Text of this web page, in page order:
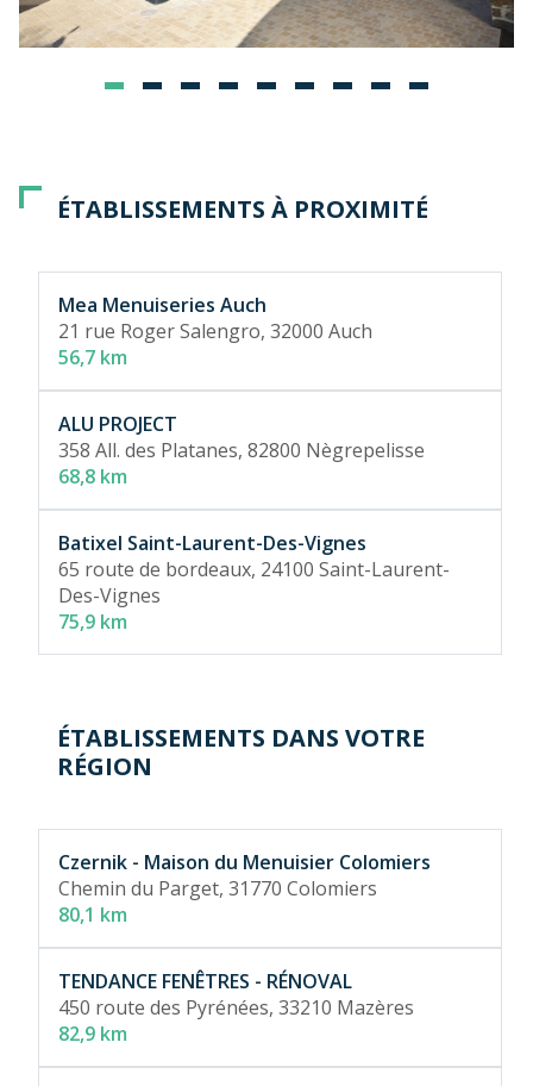
ÉTABLISSEMENTS À PROXIMITÉ
Mea Menuiseries Auch
21 rue Roger Salengro, 32000 Auch
56,7 km
ALU PROJECT
358 All. des Platanes, 82800 Nègrepelisse
68,8 km
Batixel Saint-Laurent-Des-Vignes
65 route de bordeaux, 24100 Saint-Laurent-
Des-Vignes
75,9 km
ÉTABLISSEMENTS DANS VOTRE
RÉGION
Czernik - Maison du Menuisier Colomiers
Chemin du Parget, 31770 Colomiers
80,1 km
TENDANCE FENÊTRES - RÉNOVAL
450 route des Pyrénées, 33210 Mazères
82,9 km